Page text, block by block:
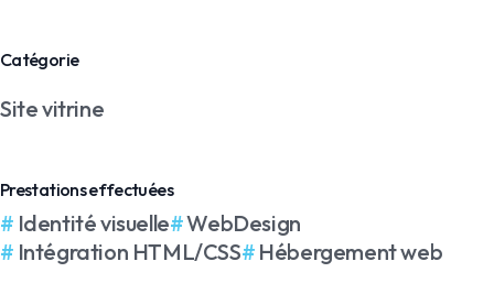
Catégorie
Site vitrine
Prestations effectuées
Identité visuelle
WebDesign
Intégration HTML/CSS
Hébergement web